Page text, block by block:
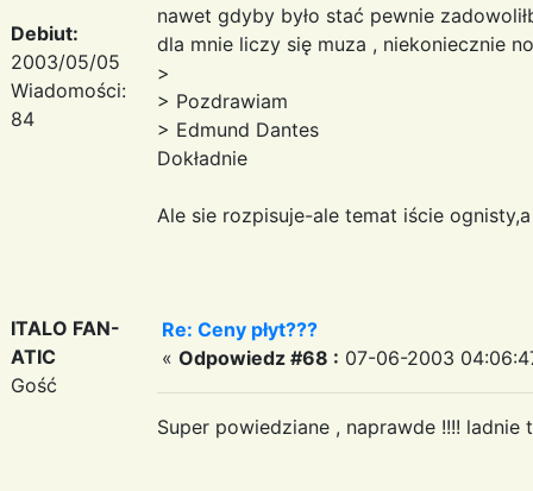
Debiut:
2003/05/05
Wiadomości:
84
nawet gdyby było stać pewnie
dla mnie liczy się muza , niekoniecznie
>
> Pozdrawiam
> Edmund Dantes
Dokładnie
Ale sie rozpisuje-ale temat iście
ITALO FAN-
ATIC
Gość
Re: Ceny płyt???
« Odpowiedz #68 : 07-06-2003
Super powiedziane , naprawde !!!! ladnie